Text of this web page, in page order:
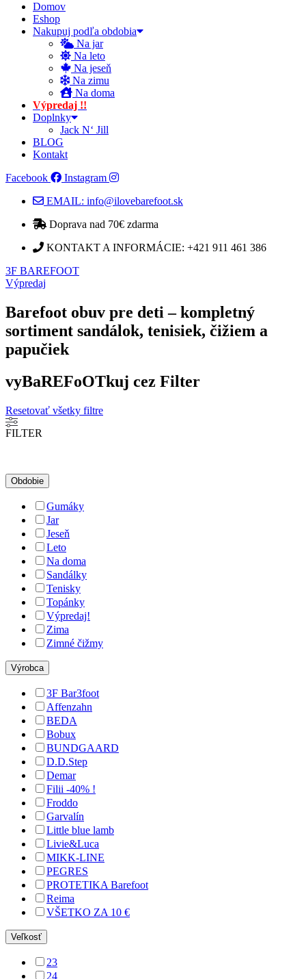
Domov
Eshop
Nakupuj podľa obdobia
Na jar
Na leto
Na jeseň
Na zimu
Na doma
Výpredaj !!
Doplnky
Jack N‘ Jill
BLOG
Kontakt
Facebook
Instagram
EMAIL: info@ilovebarefoot.sk
Doprava nad 70€ zdarma​
KONTAKT A INFORMÁCIE: +421 911 461 386
3F BAREFOOT
Výpredaj
Barefoot obuv pre deti – kompletný
sortiment sandálok, tenisiek, čižiem a
papučiek
vyBaREFoOTkuj cez Filter
Resetovať všetky filtre
FILTER
Obdobie
Gumáky
Jar
Jeseň
Leto
Na doma
Sandálky
Tenisky
Topánky
Výpredaj!
Zima
Zimné čižmy
Výrobca
3F Bar3foot
Affenzahn
BEDA
Bobux
BUNDGAARD
D.D.Step
Demar
Filii -40% !
Froddo
Garvalín
Little blue lamb
Livie&Luca
MIKK-LINE
PEGRES
PROTETIKA Barefoot
Reima
VŠETKO ZA 10 €
Veľkosť
23
24